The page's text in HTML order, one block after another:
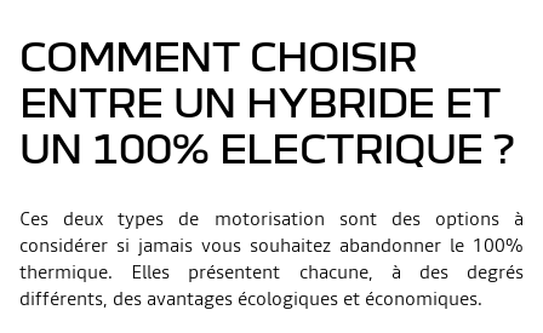
COMMENT CHOISIR
ENTRE UN HYBRIDE ET
UN 100% ELECTRIQUE ?
Ces deux types de motorisation sont des options à
considérer si jamais vous souhaitez abandonner le 100%
thermique. Elles présentent chacune, à des degrés
différents, des avantages écologiques et économiques.